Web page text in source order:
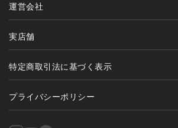
運営会社
実店舗
特定商取引法に基づく表示
プライバシーポリシー